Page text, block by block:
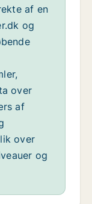
af en
og
over
af
over
og